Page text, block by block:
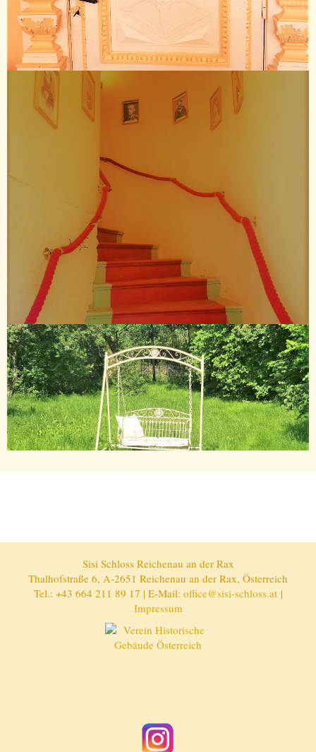
Sisi Schloss Reichenau an der Rax
Thalhofstraße 6, A-2651 Reichenau an der Rax, Österreich
Tel.: +43 664 211 89 17 | E-Mail: office@sisi-schloss.at|
Impressum